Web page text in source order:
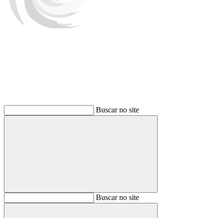
Buscar no site
BuscarBuscar no site